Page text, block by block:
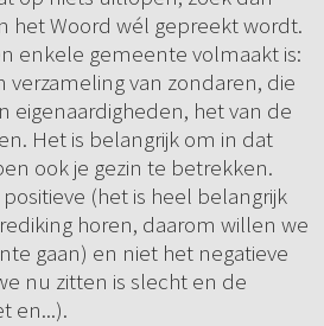
het Woord wél gepreekt wordt.
enkele gemeente volmaakt is:
verzameling van zondaren, die
eigenaardigheden, het van de
Het is belangrijk om in dat
ook je gezin te betrekken.
(het is heel belangrijk
horen, daarom willen we
gaan) en niet het negatieve
nu zitten is slecht en de
en...).